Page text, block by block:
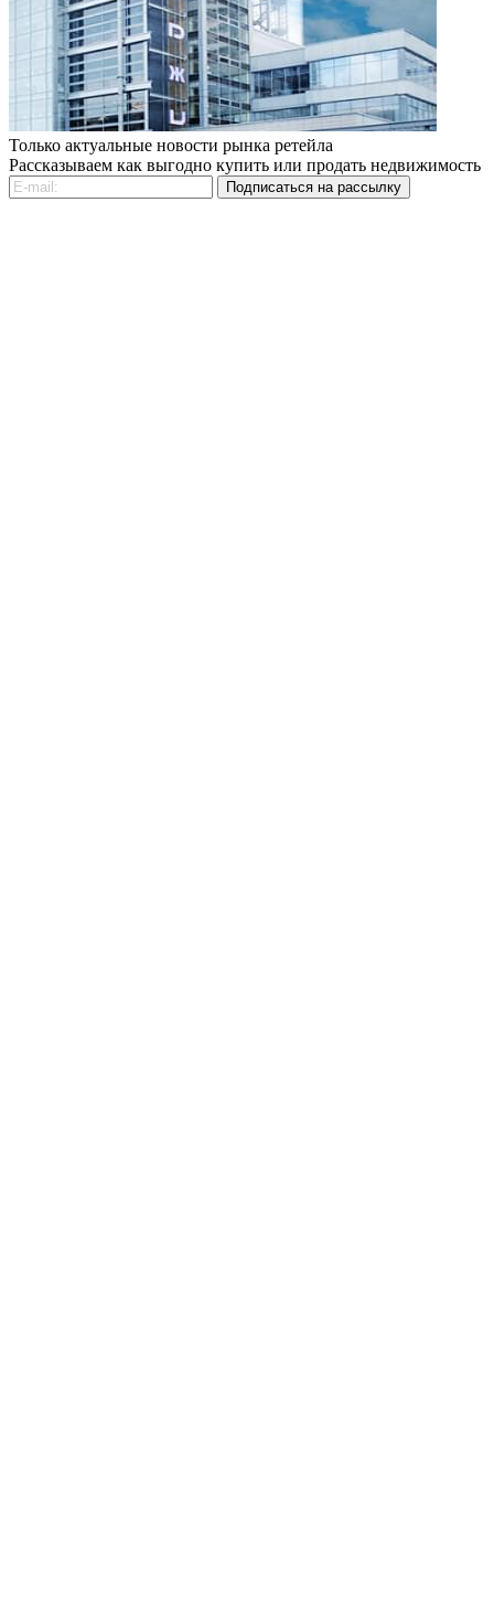
Только актуальные новости рынка ретейла
Рассказываем как выгодно купить или продать недвижимость